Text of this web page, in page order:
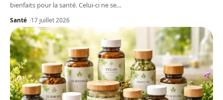
bienfaits pour la santé. Celui-ci ne se…
Santé 17 juillet 2026